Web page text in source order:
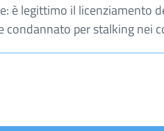
è legittimo il licenziamento
condannato per stalking nei